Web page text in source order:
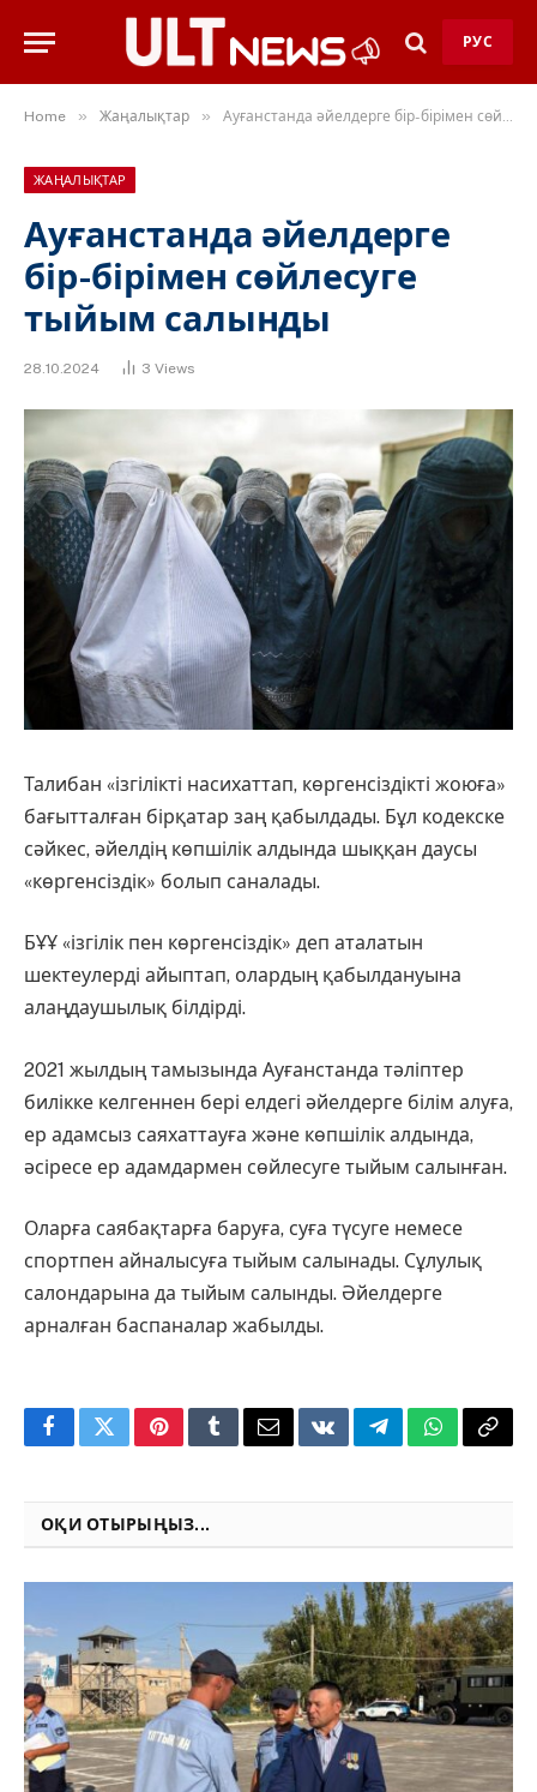
РУС
Home » Жаңалықтар » Ауғанстанда әйелдерге бір-бірімен сөйлесуге тыйым салынды
ЖАҢАЛЫҚТАР
Ауғанстанда әйелдерге
бір-бірімен сөйлесуге
тыйым салынды
28.10.2024 3 Views
Талибан «ізгілікті насихаттап, көргенсіздікті жоюға»
бағытталған бірқатар заң қабылдады. Бұл кодекске
сәйкес, әйелдің көпшілік алдында шыққан даусы
«көргенсіздік» болып саналады.
БҰҰ «ізгілік пен көргенсіздік» деп аталатын
шектеулерді айыптап, олардың қабылдануына
алаңдаушылық білдірді.
2021 жылдың тамызында Ауғанстанда тәліптер
билікке келгеннен бері елдегі әйелдерге білім алуға,
ер адамсыз саяхаттауға және көпшілік алдында,
әсіресе ер адамдармен сөйлесуге тыйым салынған.
Оларға саябақтарға баруға, суға түсуге немесе
спортпен айналысуға тыйым салынады. Сұлулық
салондарына да тыйым салынды. Әйелдерге
арналған баспаналар жабылды.
FacebookTwitterPinterestTumblrEmailVKontakteTelegramWhatsApp
Copy
ОҚИ ОТЫРЫҢЫЗ...